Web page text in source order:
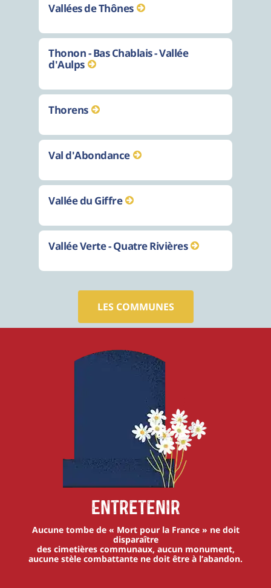
Vallées de Thônes
Thonon - Bas Chablais - Vallée
d'Aulps
Thorens
Val d'Abondance
Vallée du Giffre
Vallée Verte - Quatre Rivières
LES COMMUNES
Entretenir
Aucune tombe de « Mort pour la France » ne doit
disparaître
des cimetières communaux, aucun monument,
aucune stèle combattante ne doit être à l’abandon.